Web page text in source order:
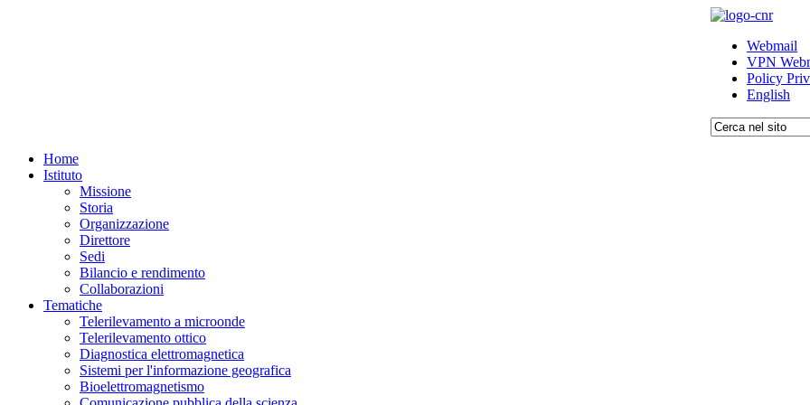
Webmail
VPN
Policy
English
Home
Istituto
Missione
Storia
Organizzazione
Direttore
Sedi
Bilancio e rendimento
Collaborazioni
Tematiche
Telerilevamento a microonde
Telerilevamento ottico
Diagnostica elettromagnetica
Sistemi per l'informazione geografica
Bioelettromagnetismo